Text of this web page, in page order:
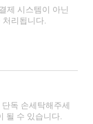
제 시스템이 아닌
처리됩니다.
독 손세탁해주세
될 수 있습니다.